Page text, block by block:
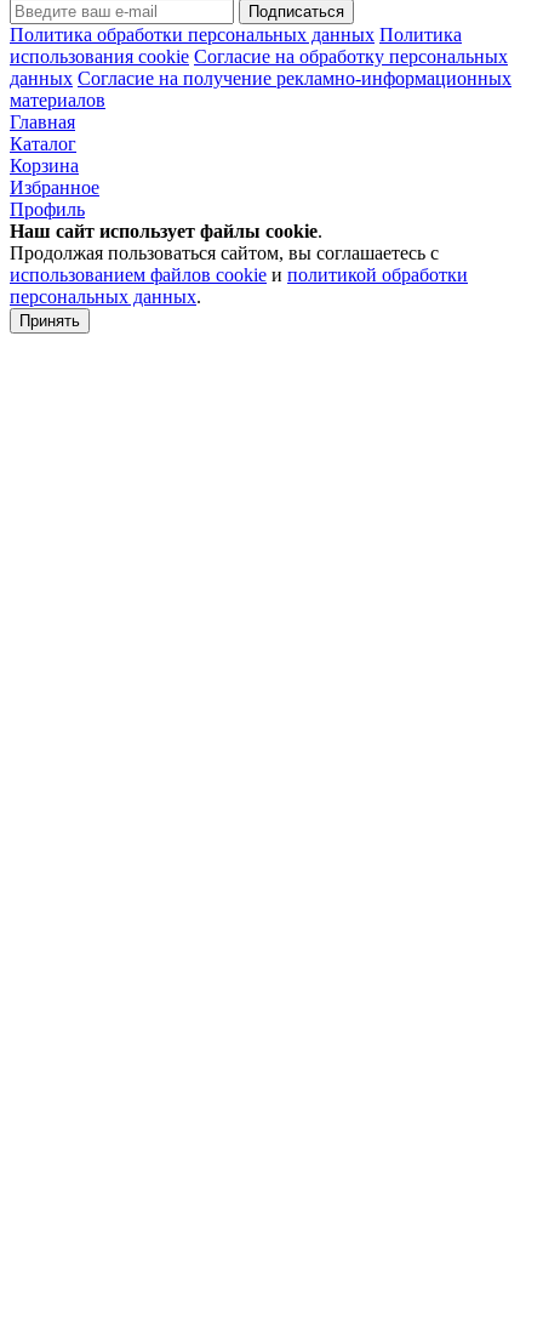
Подписаться
Политика обработки персональных данных Политика
использования cookie Согласие на обработку персональных
данных Согласие на получение рекламно-информационных
материалов
Главная
Каталог
Корзина
Избранное
Профиль
Наш сайт использует файлы cookie.
Продолжая пользоваться сайтом, вы соглашаетесь с
использованием файлов cookie и политикой обработки
персональных данных.
Принять